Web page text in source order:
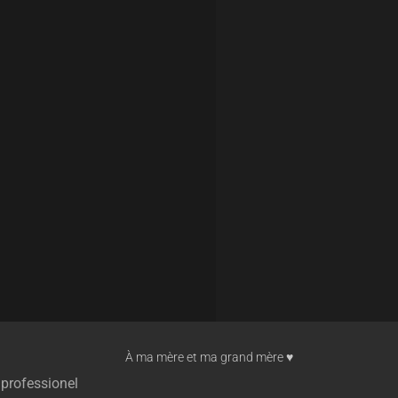
À ma mère et ma grand mère ♥︎